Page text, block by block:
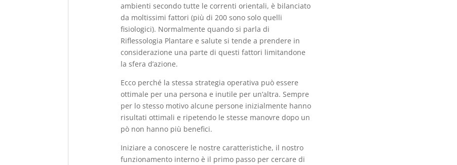
ambienti secondo tutte le correnti orientali, è bilanciato
da moltissimi fattori (più di 200 sono solo quelli
fisiologici). Normalmente quando si parla di
Riflessologia Plantare e salute si tende a prendere in
considerazione una parte di questi fattori limitandone
la sfera d’azione.
Ecco perché la stessa strategia operativa può essere
ottimale per una persona e inutile per un’altra. Sempre
per lo stesso motivo alcune persone inizialmente hanno
risultati ottimali e ripetendo le stesse manovre dopo un
pò non hanno più benefici.
Iniziare a conoscere le nostre caratteristiche, il nostro
funzionamento interno è il primo passo per cercare di